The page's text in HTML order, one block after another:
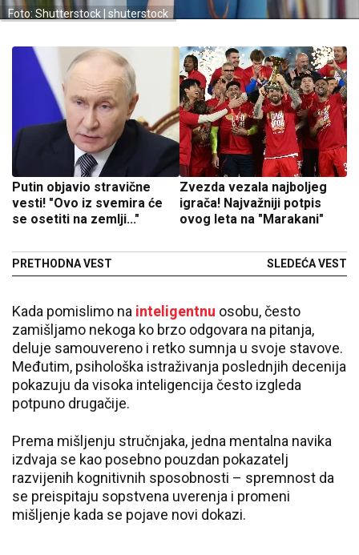
Foto: Shutterstock | shuterstock
Putin objavio stravične
vesti! "Ovo iz svemira će
se osetiti na zemlji..."
PRETHODNA VEST
Zvezda vezala najboljeg
igrača! Najvažniji potpis
ovog leta na "Marakani"
SLEDEĆA VEST
Kada pomislimo na inteligentnu osobu, često
zamišljamo nekoga ko brzo odgovara na pitanja,
deluje samouvereno i retko sumnja u svoje stavove.
Međutim, psihološka istraživanja poslednjih decenija
pokazuju da visoka inteligencija često izgleda
potpuno drugačije.
Prema mišljenju stručnjaka, jedna mentalna navika
izdvaja se kao posebno pouzdan pokazatelj
razvijenih kognitivnih sposobnosti – spremnost da
se preispitaju sopstvena uverenja i promeni
mišljenje kada se pojave novi dokazi.